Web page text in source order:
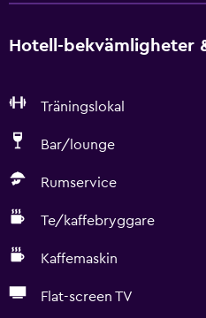
Hotell-bekvämligheter
Träningslokal
Bar/lounge
Rumservice
Te/kaffebryggare
Kaffemaskin
Flat-screen TV